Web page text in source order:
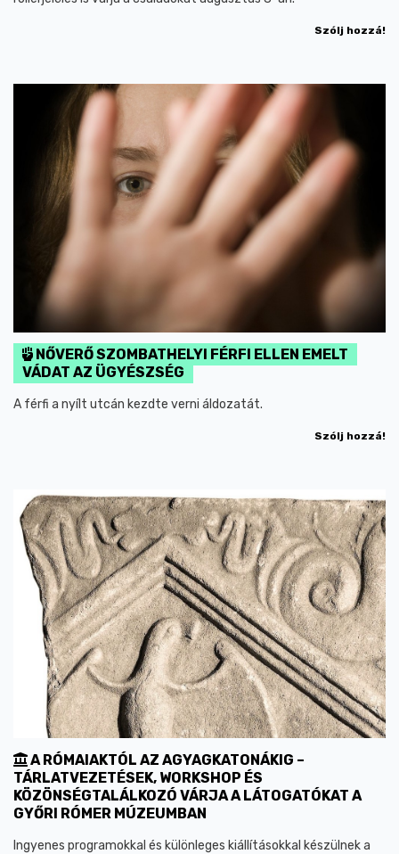
Szólj hozzá!
NŐVERŐ SZOMBATHELYI FÉRFI ELLEN EMELT
VÁDAT AZ ÜGYÉSZSÉG
A férfi a nyílt utcán kezdte verni áldozatát.
Szólj hozzá!
A RÓMAIAKTÓL AZ AGYAGKATONÁKIG –
TÁRLATVEZETÉSEK, WORKSHOP ÉS
KÖZÖNSÉGTALÁLKOZÓ VÁRJA A LÁTOGATÓKAT A
GYŐRI RÓMER MÚZEUMBAN
Ingyenes programokkal és különleges kiállításokkal készülnek a